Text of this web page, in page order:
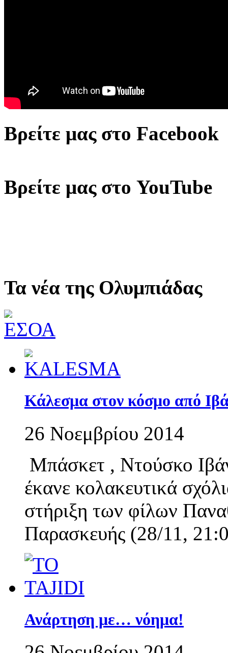
Βρείτε μας στο Facebook
Βρείτε μας στο YouTube
Τα νέα της Ολυμπιάδας
Κάλεσμα στον κόσμο από
26 Νοεμβρίου 2014
Μπάσκετ , Ντούσκο
έκανε κολακευτικά
στήριξη των φίλων
Παρασκευής (28/11,
Ανάρτηση με… νόημα!